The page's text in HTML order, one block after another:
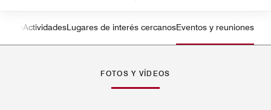
Flecha izquierda
ActividadesLugares de interés cercanosEventos y reuniones
FOTOS Y VÍDEOS